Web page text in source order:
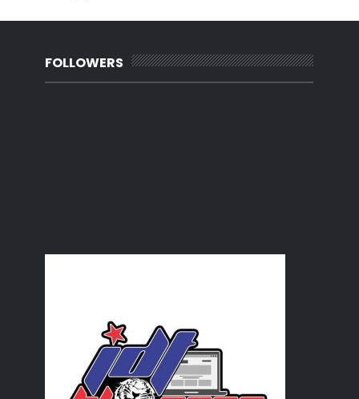
▼January(27)
Semangat merudum la pulak
WW : Gambar pasport pertama - utk daftar tadika
Lupa buat report
Belon Udara Panas Lakukan Pendaratan Cemas
Pantang Larang Seorang Abah
Cara Betul Tanam Serai
Koleksi PU Azman : Iron Tudung
Siram Bayem..
2018Bestnine : Korang dah ada?
FOLLOWERS